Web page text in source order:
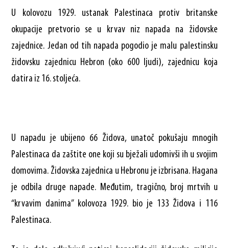
U kolovozu 1929. ustanak Palestinaca protiv britanske
okupacije pretvorio se u krvav niz napada na židovske
zajednice. Jedan od tih napada pogodio je malu palestinsku
židovsku zajednicu Hebron (oko 600 ljudi), zajednicu koja
datira iz 16. stoljeća.
U napadu je ubijeno 66 Židova, unatoč pokušaju mnogih
Palestinaca da zaštite one koji su bježali udomivši ih u svojim
domovima. Židovska zajednica u Hebronu je izbrisana. Hagana
je odbila druge napade. Međutim, tragično, broj mrtvih u
“krvavim danima” kolovoza 1929. bio je 133 Židova i 116
Palestinaca.